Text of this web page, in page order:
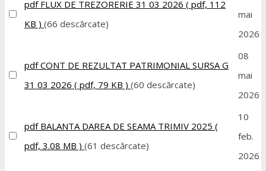
pdf FLUX DE TREZORERIE 31 03 2026 ( pdf, 112
KB ) (66 descărcate)
mai
2026
pdf CONT DE REZULTAT PATRIMONIAL SURSA G
31 03 2026 ( pdf, 79 KB ) (60 descărcate)
08
mai
2026
pdf BALANTA DAREA DE SEAMA TRIMIV 2025 (
pdf, 3.08 MB ) (61 descărcate)
10
feb.
2026